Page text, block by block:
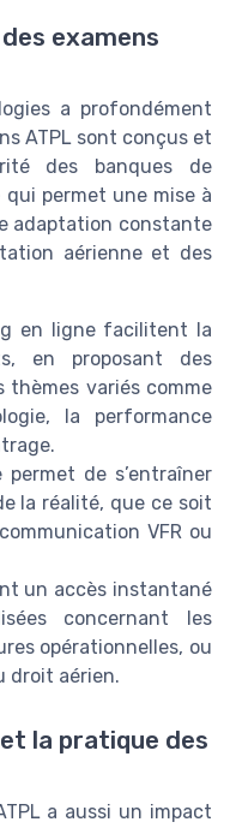
examens
a profondément
ATPL sont conçus et
des banques de
permet une mise à
adaptation constante
aérienne et des
en ligne facilitent la
en proposant des
variés comme
la performance
de s’entraîner
la réalité, que ce soit
VFR ou
un accès instantané
concernant les
opérationnelles, ou
droit aérien.
la pratique des
a aussi un impact